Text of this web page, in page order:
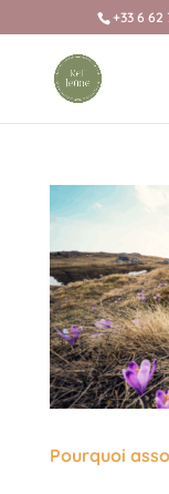
+33 6 62
Pourquoi